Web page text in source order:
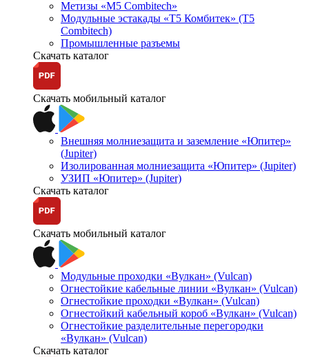
Метизы «M5 Combitech»
Модульные эстакады «Т5 Комбитек» (T5
Combitech)
Промышленные разъемы
Скачать каталог
Скачать мобильный каталог
Внешняя молниезащита и заземление «Юпитер»
(Jupiter)
Изолированная молниезащита «Юпитер» (Jupiter)
УЗИП «Юпитер» (Jupiter)
Скачать каталог
Скачать мобильный каталог
Модульные проходки «Вулкан» (Vulcan)
Огнестойкие кабельные линии «Вулкан» (Vulcan)
Огнестойкие проходки «Вулкан» (Vulcan)
Огнестойкий кабельный короб «Вулкан» (Vulcan)
Огнестойкие разделительные перегородки
«Вулкан» (Vulcan)
Скачать каталог